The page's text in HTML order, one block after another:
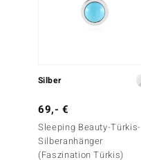
Silber
69,- €
Sleeping Beauty-Türkis-
Silberanhänger
(Faszination Türkis)